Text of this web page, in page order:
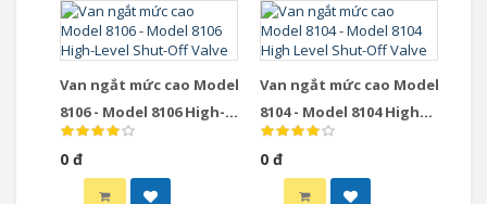
Van ngắt mức cao Model
8106 - Model 8106 High-
Level Shut-Off Valve
0 đ
Van ngắt mức cao Model
8104 - Model 8104 High
Level Shut-Off Valve
0 đ